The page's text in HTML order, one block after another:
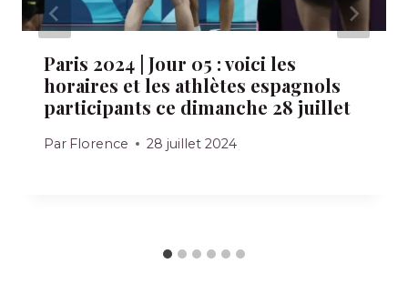
Paris 2024 | Jour 05 : voici les
horaires et les athlètes espagnols
participants ce dimanche 28 juillet
Par Florence 28 juillet 2024